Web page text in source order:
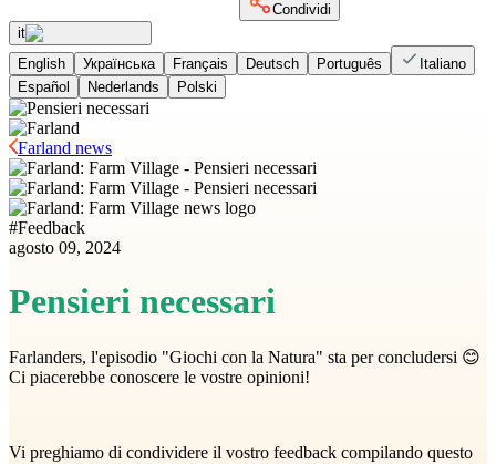
Condividi
it
English
Українська Français Deutsch Português
Italiano
Español
Nederlands Polski
Farland news
#Feedback
agosto 09, 2024
Pensieri necessari
Farlanders, l'episodio "Giochi con la Natura" sta per concludersi 😊
Ci piacerebbe conoscere le vostre opinioni!
Vi preghiamo di condividere il vostro feedback compilando questo